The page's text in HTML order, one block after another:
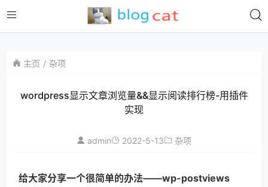
主页 杂项
wordpress显示文章浏览量&&显示阅读排行榜-用插件
实现
admin 2022-5-13 杂项
给大家分享一个很简单的办法——wp-postviews